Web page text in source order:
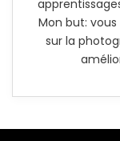
Mon but:
sur la